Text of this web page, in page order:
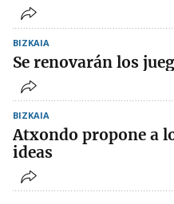
BIZKAIA
Se renovarán los
BIZKAIA
Atxondo propone a
ideas